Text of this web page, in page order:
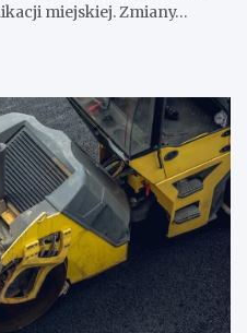
miejskiej. Zmiany…